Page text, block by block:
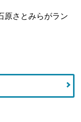
原さとみらがラン